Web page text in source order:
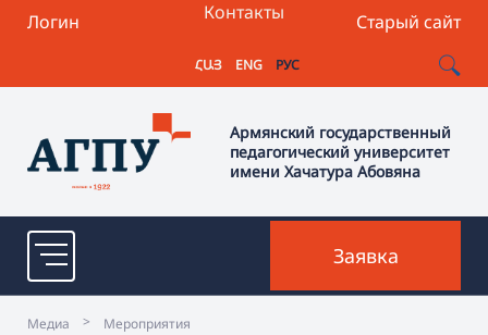
Логин Старый сайт
Контакты
ՀԱՅ ENG РУС
Армянский государственный
педагогический университет
имени Хачатура Абовяна
Заявка
Медиа > Mероприятия